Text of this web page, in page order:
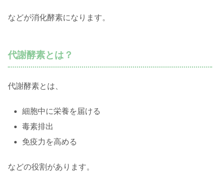
などが消化酵素になります。
代謝酵素とは？
代謝酵素とは、
細胞中に栄養を届ける
毒素排出
免疫力を高める
などの役割があります。